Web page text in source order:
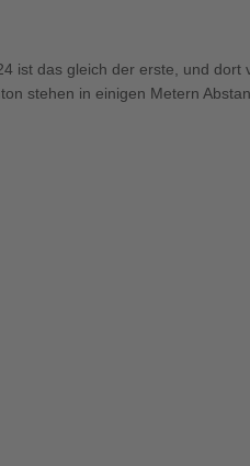
ist das gleich der erste, und dort
stehen in einigen Metern